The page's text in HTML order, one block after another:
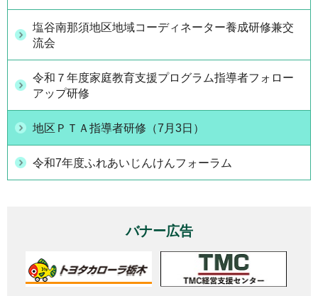
塩谷南那須地区地域コーディネーター養成研修兼交
流会
令和７年度家庭教育支援プログラム指導者フォロー
アップ研修
地区ＰＴＡ指導者研修（7月3日）
令和7年度ふれあいじんけんフォーラム
バナー広告